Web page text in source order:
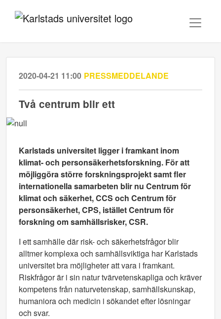
2020-04-21 11:00 PRESSMEDDELANDE
​Två centrum blir ett
Karlstads universitet ligger i framkant inom
klimat- och personsäkerhetsforskning. För att
möjliggöra större forskningsprojekt samt fler
internationella samarbeten blir nu Centrum för
klimat och säkerhet, CCS och Centrum för
personsäkerhet, CPS, istället Centrum för
forskning om samhällsrisker, CSR.
I ett samhälle där risk- och säkerhetsfrågor blir
alltmer komplexa och samhällsviktiga har Karlstads
universitet bra möjligheter att vara i framkant.
Riskfrågor är i sin natur tvärvetenskapliga och kräver
kompetens från naturvetenskap, samhällskunskap,
humaniora och medicin i sökandet efter lösningar
och svar.